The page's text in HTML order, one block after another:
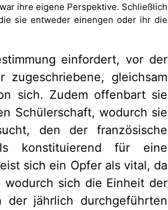
ihre eigene Perspektive. Schließlich
sie entweder einengen oder ihr die
einfordert, vor der
gleichsam
sich. Zudem offenbart sie
Schülerschaft, wodurch sie
den der französische
konstituierend für eine
sich ein Opfer als vital, da
sich die Einheit der
der jährlich durchgeführten